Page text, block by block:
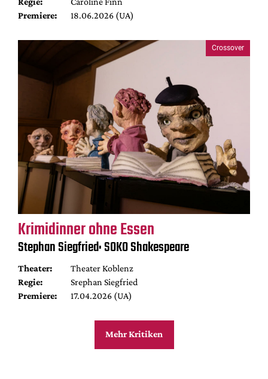
Premiere:
18.06.2026 (UA)
Crossover
Krimidinner ohne Essen
Stephan Siegfried: SOKO Shakespeare
Theater:
Theater Koblenz
Regie:
Srephan Siegfried
Premiere:
17.04.2026 (UA)
Mehr Kritiken